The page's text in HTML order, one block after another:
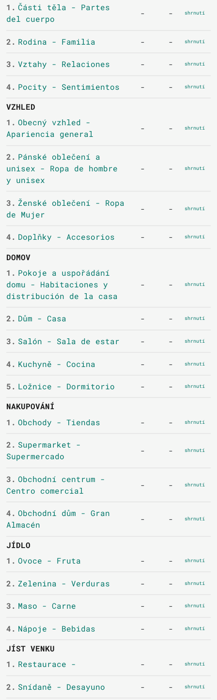
1. Části těla - Partes
del cuerpo
- - shrnutí
2. Rodina - Familia - - shrnutí
3. Vztahy - Relaciones - - shrnutí
4. Pocity - Sentimientos - - shrnutí
VZHLED
1. Obecný vzhled -
Apariencia general
- - shrnutí
2. Pánské oblečení a
unisex - Ropa de hombre
y unisex
- - shrnutí
3. Ženské oblečení - Ropa
de Mujer
- - shrnutí
4. Doplňky - Accesorios - - shrnutí
DOMOV
1. Pokoje a uspořádání
domu - Habitaciones y
distribución de la casa
- - shrnutí
2. Dům - Casa - - shrnutí
3. Salón - Sala de estar - - shrnutí
4. Kuchyně - Cocina - - shrnutí
5. Ložnice - Dormitorio - - shrnutí
NAKUPOVÁNÍ
1. Obchody - Tiendas - - shrnutí
2. Supermarket -
Supermercado
- - shrnutí
3. Obchodní centrum -
Centro comercial
- - shrnutí
4. Obchodní dům - Gran
Almacén
- - shrnutí
JÍDLO
1. Ovoce - Fruta - - shrnutí
2. Zelenina - Verduras - - shrnutí
3. Maso - Carne - - shrnutí
4. Nápoje - Bebidas - - shrnutí
JÍST VENKU
1. Restaurace - - - shrnutí
2. Snídaně - Desayuno - - shrnutí